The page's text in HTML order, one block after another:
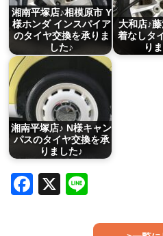
湘南平塚店♪相模原市 Y
様ホンダ インスパイア
のタイヤ交換を承りま
した♪
大和店♪
着なしタ
り
湘南平塚店♪ N様キャン
パスのタイヤ交換を承
りました♪
Facebook
X